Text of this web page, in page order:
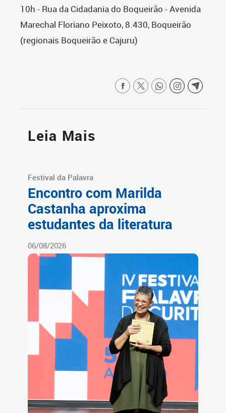
10h - Rua da Cidadania do Boqueirão - Avenida
Marechal Floriano Peixoto, 8.430, Boqueirão
(regionais Boqueirão e Cajuru)
Leia Mais
Festival da Palavra
Encontro com Marilda
Castanha aproxima
estudantes da literatura
06/08/2026